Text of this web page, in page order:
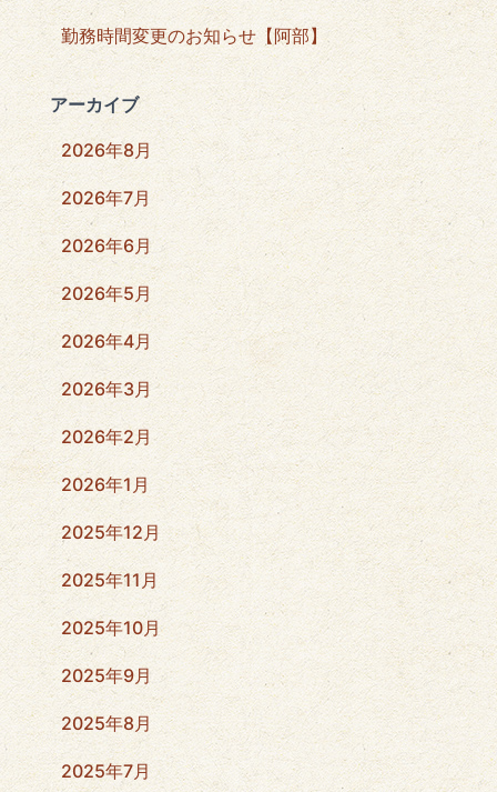
勤務時間変更のお知らせ【阿部】
アーカイブ
2026年8月
2026年7月
2026年6月
2026年5月
2026年4月
2026年3月
2026年2月
2026年1月
2025年12月
2025年11月
2025年10月
2025年9月
2025年8月
2025年7月